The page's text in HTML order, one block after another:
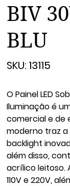
BIV
BLU
SKU:
13115
13115
O Painel LED
Iluminação é
comercial e de
moderno traz
backlight
além disso,
acrílico leitoso.
110V e 220V,